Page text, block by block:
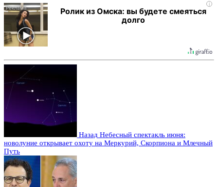
i
Ролик из Омска: вы будете смеяться
долго
Назад Небесный спектакль июня:
новолуние открывает охоту на Меркурий, Скорпиона и Млечный
Путь